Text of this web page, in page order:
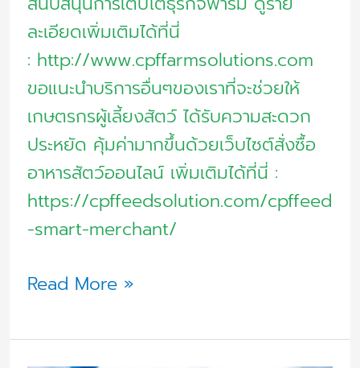
ละเอียดเพิ่มเติมได้ที่นี่
: http://www.cpffarmsolutions.com
ขอแนะนำบริการอื่นๆของเราที่จะช่วยให้
เกษตรกรผู้เลี้ยงสัตว์ ได้รับความสะดวก
ประหยัด คุ้มค่ามากขึ้นด้วยเว็บไซต์สั่งซื้อ
อาหารสัตว์ออนไลน์ เพิ่มเติมได้ที่นี่ :
https://cpffeedsolution.com/cpffeed
-smart-merchant/
Read More »